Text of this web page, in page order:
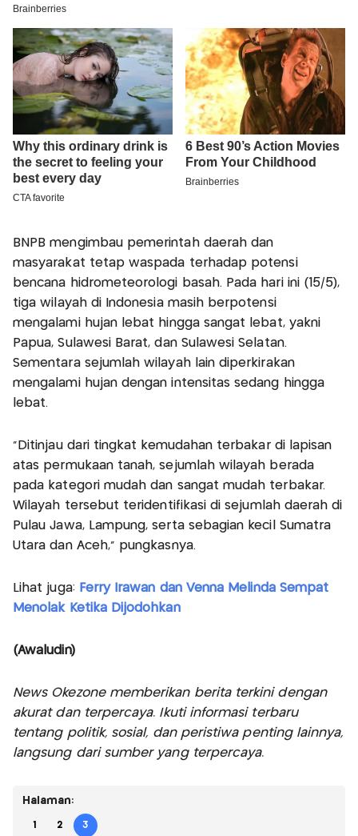
BNPB mengimbau pemerintah daerah dan
masyarakat tetap waspada terhadap potensi
bencana hidrometeorologi basah. Pada hari ini (15/5),
tiga wilayah di Indonesia masih berpotensi
mengalami hujan lebat hingga sangat lebat, yakni
Papua, Sulawesi Barat, dan Sulawesi Selatan.
Sementara sejumlah wilayah lain diperkirakan
mengalami hujan dengan intensitas sedang hingga
lebat.
“Ditinjau dari tingkat kemudahan terbakar di lapisan
atas permukaan tanah, sejumlah wilayah berada
pada kategori mudah dan sangat mudah terbakar.
Wilayah tersebut teridentifikasi di sejumlah daerah di
Pulau Jawa, Lampung, serta sebagian kecil Sumatra
Utara dan Aceh,” pungkasnya.
Lihat juga: Ferry Irawan dan Venna Melinda Sempat
Menolak Ketika Dijodohkan
(Awaludin)
News Okezone memberikan berita terkini dengan
akurat dan terpercaya. Ikuti informasi terbaru
tentang politik, sosial, dan peristiwa penting lainnya,
langsung dari sumber yang terpercaya.
Halaman:
1 2 3